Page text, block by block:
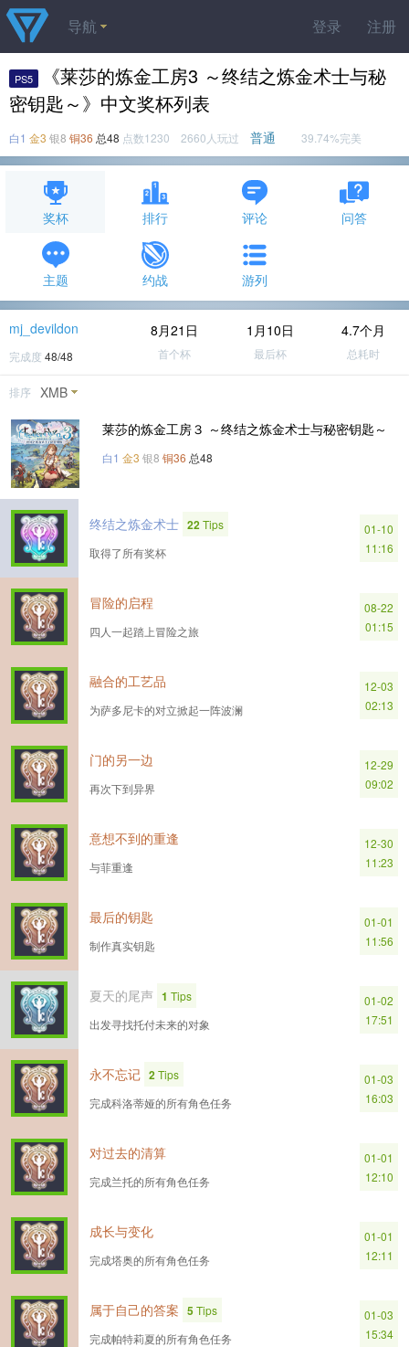
登录 注册
导航
PS5
《莱莎的炼金工房3 ～终结之炼金术士与秘
密钥匙～》中文奖杯列表
白1 金3 银8 铜36 总48 点数1230 2660人玩过 普通 39.74%完美
奖杯 排行 评论 问答
主题 约战 游列
mj_devildon
完成度 48/48
8月21日
首个杯
1月10日
最后杯
4.7个月
总耗时
排序 XMB
莱莎的炼金工房３ ～终结之炼金术士与秘密钥匙～
白1 金3 银8 铜36 总48
终结之炼金术士 22Tips
取得了所有奖杯
01-10
11:16
冒险的启程
四人一起踏上冒险之旅
08-22
01:15
融合的工艺品
为萨多尼卡的对立掀起一阵波澜
12-03
02:13
门的另一边
再次下到异界
12-29
09:02
意想不到的重逢
与菲重逢
12-30
11:23
最后的钥匙
制作真实钥匙
01-01
11:56
夏天的尾声 1 Tips
出发寻找托付未来的对象
01-02
17:51
永不忘记 2Tips
完成科洛蒂娅的所有角色任务
01-03
16:03
对过去的清算
完成兰托的所有角色任务
01-01
12:10
成长与变化
完成塔奥的所有角色任务
01-01
12:11
属于自己的答案 5Tips
完成帕特莉夏的所有角色任务
01-03
15:34